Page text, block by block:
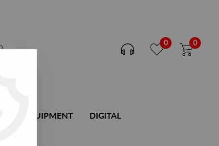
0 0
DJ EQUIPMENT DIGITAL